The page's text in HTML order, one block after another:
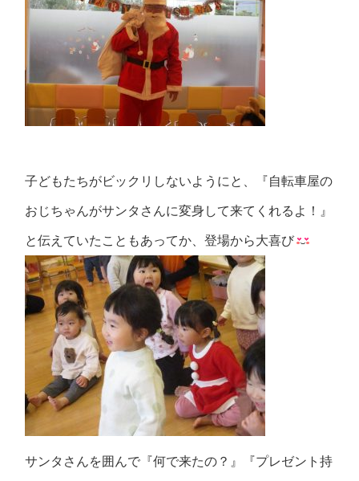
子どもたちがビックリしないようにと、『自転車屋の
おじちゃんがサンタさんに変身して来てくれるよ！』
と伝えていたこともあってか、登場から大喜び
サンタさんを囲んで『何で来たの？』『プレゼント持